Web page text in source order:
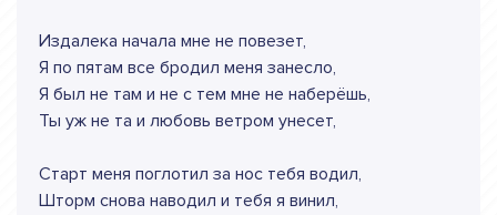
Издалека начала мне не повезет,
Я по пятам все бродил меня занесло,
Я был не там и не с тем мне не наберёшь,
Ты уж не та и любовь ветром унесет,
Старт меня поглотил за нос тебя водил,
Шторм снова наводил и тебя я винил,